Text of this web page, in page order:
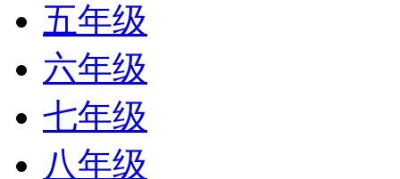
五年级
六年级
七年级
八年级